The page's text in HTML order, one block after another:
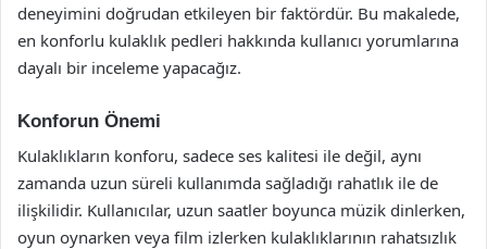
deneyimini doğrudan etkileyen bir faktördür. Bu makalede,
en konforlu kulaklık pedleri hakkında kullanıcı yorumlarına
dayalı bir inceleme yapacağız.
Konforun Önemi
Kulaklıkların konforu, sadece ses kalitesi ile değil, aynı
zamanda uzun süreli kullanımda sağladığı rahatlık ile de
ilişkilidir. Kullanıcılar, uzun saatler boyunca müzik dinlerken,
oyun oynarken veya film izlerken kulaklıklarının rahatsızlık